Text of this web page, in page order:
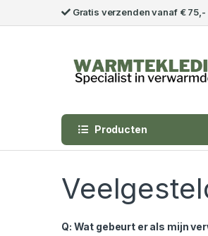
Skip to navigation
Skip to contentGratis verzenden vanaf € 75,-
Producten
Q: Wat gebeurt er als mijn